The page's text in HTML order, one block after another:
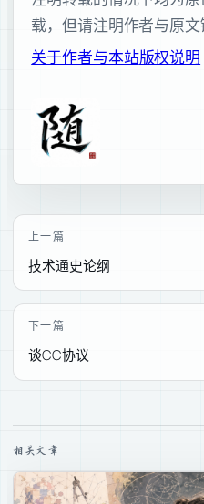
载，但请注明作者与原文
关于作者与本站版权说明
上一篇
技术通史论纲
下一篇
谈CC协议
相关文章